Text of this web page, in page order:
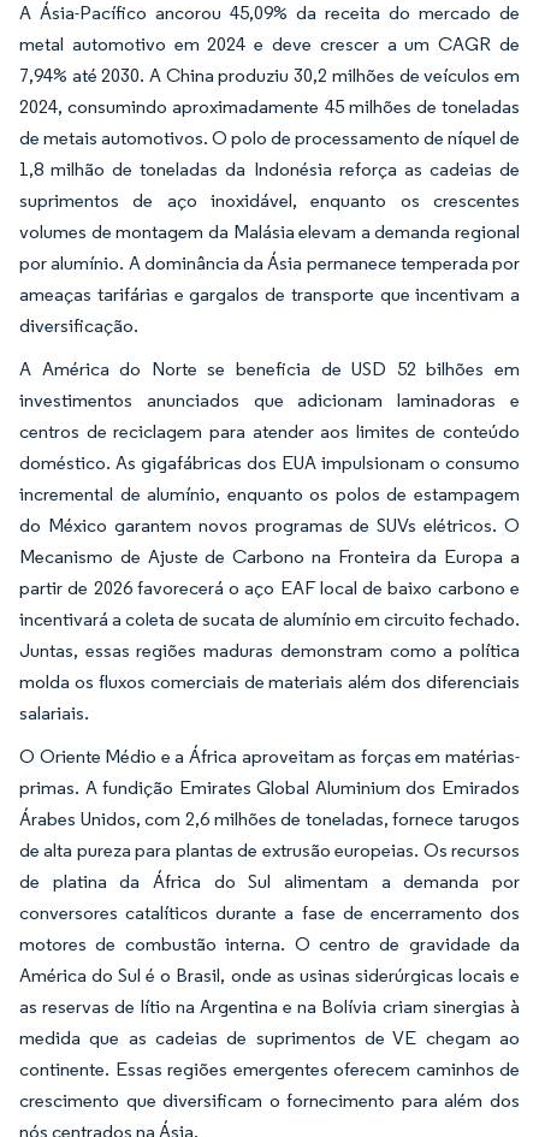
A Ásia-Pacífico ancorou 45,09% da receita do mercado de
metal automotivo em 2024 e deve crescer a um CAGR de
7,94% até 2030. A China produziu 30,2 milhões de veículos em
2024, consumindo aproximadamente 45 milhões de toneladas
de metais automotivos. O polo de processamento de níquel de
1,8 milhão de toneladas da Indonésia reforça as cadeias de
suprimentos de aço inoxidável, enquanto os crescentes
volumes de montagem da Malásia elevam a demanda regional
por alumínio. A dominância da Ásia permanece temperada por
ameaças tarifárias e gargalos de transporte que incentivam a
diversificação.
A América do Norte se beneficia de USD 52 bilhões em
investimentos anunciados que adicionam laminadoras e
centros de reciclagem para atender aos limites de conteúdo
doméstico. As gigafábricas dos EUA impulsionam o consumo
incremental de alumínio, enquanto os polos de estampagem
do México garantem novos programas de SUVs elétricos. O
Mecanismo de Ajuste de Carbono na Fronteira da Europa a
partir de 2026 favorecerá o aço EAF local de baixo carbono e
incentivará a coleta de sucata de alumínio em circuito fechado.
Juntas, essas regiões maduras demonstram como a política
molda os fluxos comerciais de materiais além dos diferenciais
salariais.
O Oriente Médio e a África aproveitam as forças em matérias-
primas. A fundição Emirates Global Aluminium dos Emirados
Árabes Unidos, com 2,6 milhões de toneladas, fornece tarugos
de alta pureza para plantas de extrusão europeias. Os recursos
de platina da África do Sul alimentam a demanda por
conversores catalíticos durante a fase de encerramento dos
motores de combustão interna. O centro de gravidade da
América do Sul é o Brasil, onde as usinas siderúrgicas locais e
as reservas de lítio na Argentina e na Bolívia criam sinergias à
medida que as cadeias de suprimentos de VE chegam ao
continente. Essas regiões emergentes oferecem caminhos de
crescimento que diversificam o fornecimento para além dos
nós centrados na Ásia.